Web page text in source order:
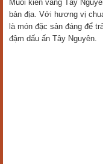
Muối kiến vàng Tây
bản địa. Với hương vị
là món đặc sản đáng để
đậm dấu ấn Tây Nguyên.